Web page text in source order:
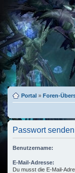
Portal » Foren-
Passwort senden
Benutzername:
E-Mail-Adresse:
Du musst die E-Mail-